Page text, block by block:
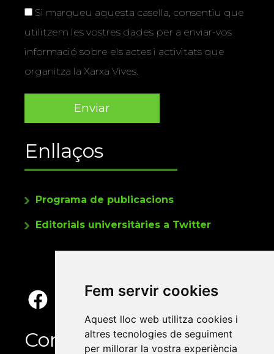
Fem servir cookies
Aquest lloc web utilitza cookies i
altres tecnologies de seguiment
per millorar la vostra experiència
Si marqueu aquesta casella, consentiu que
utilitzem les vostres dades per a enviar-vos
informació sobre els actes i activitats que
organitza la Xarxa Vives.
Enllaços
Programa de publicacions
Editorials universitàries a Twitter
Contacte